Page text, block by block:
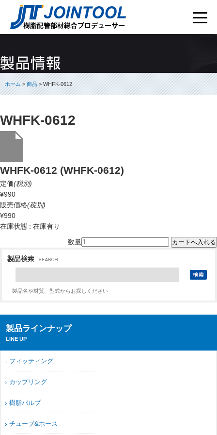
ホーム>商品> WHFK-0612
WHFK-0612
WHFK-0612 (WHFK-0612)
定価(税別)
¥990
販売価格(税別)
¥990
在庫状態 : 在庫有り
数量
製品名や材質、型式からお探しください
製品ラインナップ
LINE UP
フィッティング
カップリング
樹脂バルブ
チューブ&ホース